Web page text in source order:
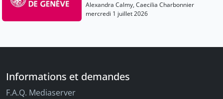
Alexandra Calmy, Caecilia Charbonnier
mercredi 1 juillet 2026
Informations et demandes
F.A.Q. Mediaserver